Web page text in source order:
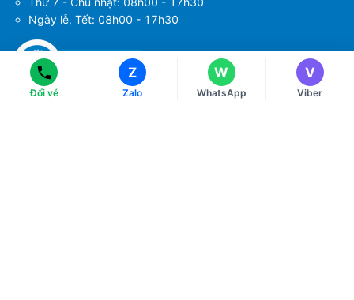
Ngày lễ, Tết: 08h00 - 17h30
Tải ứng dụng Về chúng tôi
Đổi vé
Z
Zalo
W
WhatsApp
Ms Huỳnh
V
Viber